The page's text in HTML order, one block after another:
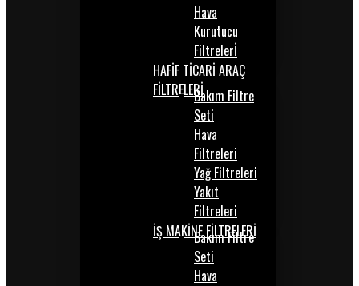
Hava
Kurutucu
Filtrelerİ
HAFİF TİCARİ ARAÇ
FİLTRELERİBakım Filtre
Seti
Hava
Filtreleri
Yağ Filtreleri
Yakıt
Filtreleri
İŞ MAKİNE FİLTRELERİ
Bakım Filtre
Seti
Hava